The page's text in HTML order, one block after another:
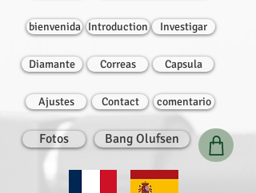
bienvenida Introduction Investigar
Diamante Correas Capsula
Ajustes Contact comentario
Fotos Bang Olufsen